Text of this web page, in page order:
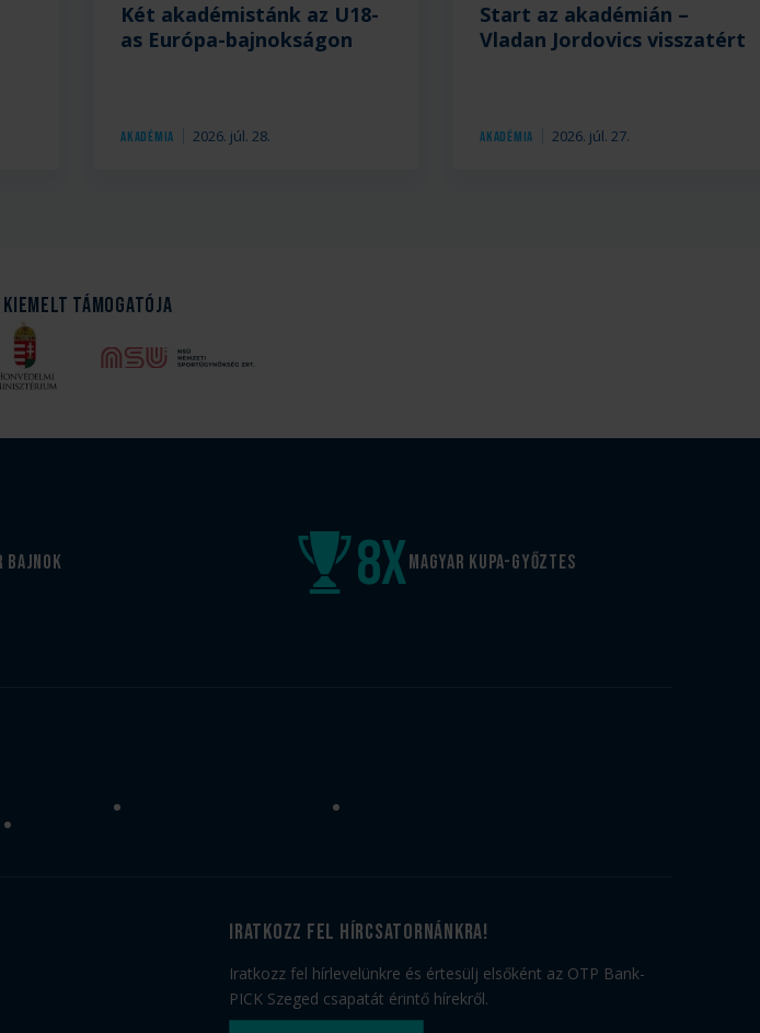
Akadémia 2026. júl. 28.
Két akadémistánk az U18-
as Európa-bajnokságon
Akadémia 2026. júl. 27.
Start az akadémián –
Vladan Jordovics visszatért
támogatója
bajnok Magyar kupa-győztes
8x
iratkozz fel hírcsatornánkra!
Iratkozz fel hírlevelünkre és értesülj elsőként az OTP Bank-
PICK Szeged csapatát érintő hírekről.